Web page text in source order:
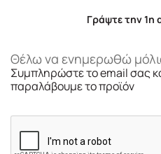
Γράψτε την 1η
Θέλω να ενημερωθώ
Συμπληρώστε το email σας
παραλάβουμε το προϊόν